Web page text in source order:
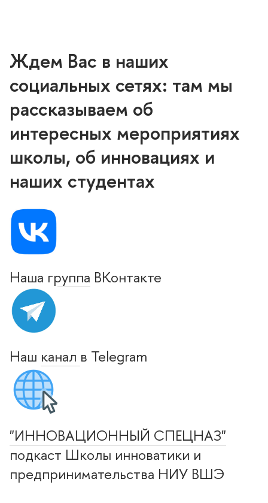
Ждем Вас в наших
социальных сетях: там мы
рассказываем о
интересных мероприятиях
школы, об инновациях и
наших студентах
Наша руппа Контакте
Наш канал Telegram
"ИННОВАЦИОННЫЙ СПЕЦНАЗ"
подкаст Школы инноватики и
предпринимательства НИУ ВШЭ